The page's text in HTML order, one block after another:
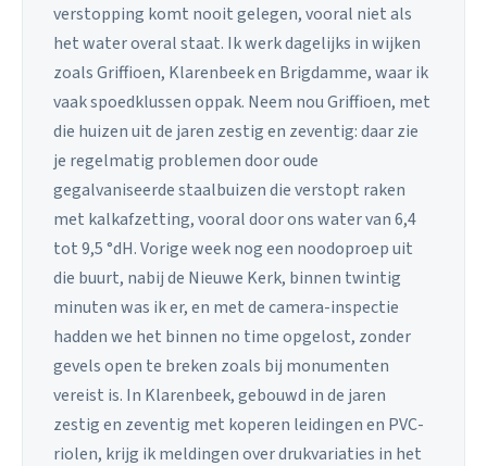
verstopping komt nooit gelegen, vooral niet als
het water overal staat. Ik werk dagelijks in wijken
zoals Griffioen, Klarenbeek en Brigdamme, waar ik
vaak spoedklussen oppak. Neem nou Griffioen, met
die huizen uit de jaren zestig en zeventig: daar zie
je regelmatig problemen door oude
gegalvaniseerde staalbuizen die verstopt raken
met kalkafzetting, vooral door ons water van 6,4
tot 9,5 °dH. Vorige week nog een noodoproep uit
die buurt, nabij de Nieuwe Kerk, binnen twintig
minuten was ik er, en met de camera-inspectie
hadden we het binnen no time opgelost, zonder
gevels open te breken zoals bij monumenten
vereist is. In Klarenbeek, gebouwd in de jaren
zestig en zeventig met koperen leidingen en PVC-
riolen, krijg ik meldingen over drukvariaties in het